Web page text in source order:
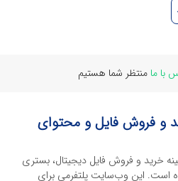
با ما منتظر شما هستیم
و فروش فایل و محتوای
خرید و فروش فایل دیجیتال، بستری
است. این وب‌سایت‌ پلتفرمی برای